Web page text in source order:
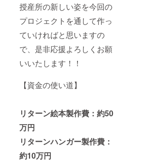
授産所の新しい姿を今回の
プロジェクトを通して作っ
ていければと思いますの
で、是非応援よろしくお願
いいたします！！
【資金の使い道】
リターン絵本製作費：約50
万円
リターンハンガー製作費：
約10万円